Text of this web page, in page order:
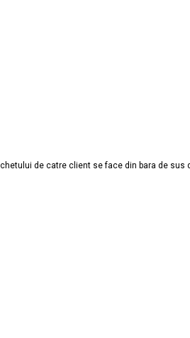
de catre client se face din bara de sus de